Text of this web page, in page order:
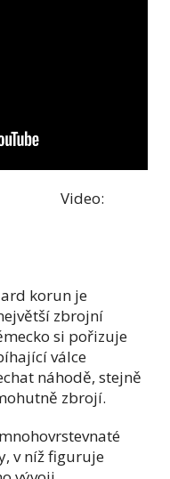
korun je
zbrojní
si pořizuje
válce
náhodě, stejně
zbrojí.
v níž figuruje